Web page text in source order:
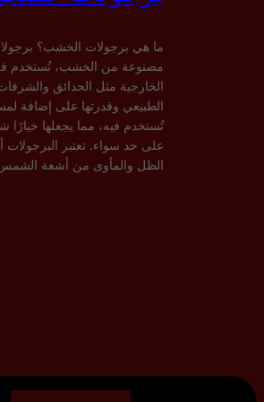
ما هي برجولات الخشب؟
مصنوعة من الخشب، تُستخدم
الخارجية مثل الحدائق
الطبيعي وقدرتها على إضافة
تُستخدم فيه، مما يجعلها خيارًا
على حد سواء. تعتبر
الظل والمأوى من أشعة